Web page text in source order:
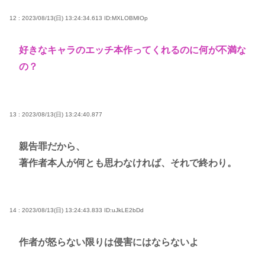
12 : 2023/08/13(日) 13:24:34.613 ID:MXLOBMIOp
好きなキャラのエッチ本作ってくれるのに何が不満な
の？
13 : 2023/08/13(日) 13:24:40.877
親告罪だから、
著作者本人が何とも思わなければ、それで終わり。
14 : 2023/08/13(日) 13:24:43.833 ID:uJkLE2bDd
作者が怒らない限りは侵害にはならないよ